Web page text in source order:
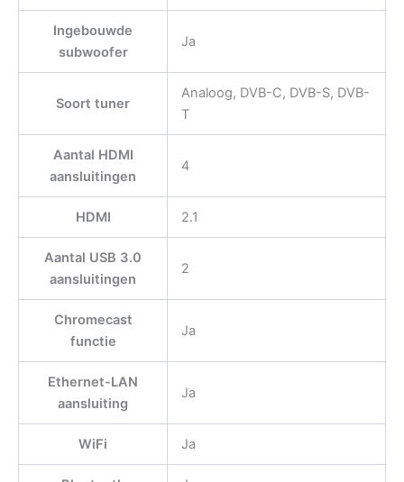
Ingebouwde
subwoofer
Ja
Soort tuner
Analoog, DVB-C, DVB-S, DVB-
T
Aantal HDMI
aansluitingen
4
HDMI 2.1
Aantal USB 3.0
aansluitingen
2
Chromecast
functie
Ja
Ethernet-LAN
aansluiting
Ja
WiFi Ja